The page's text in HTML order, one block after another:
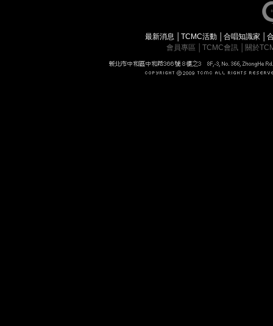
最新消息 │TCMC活動 │合唱知識家 │
會員專區
TCMC會訊 關於